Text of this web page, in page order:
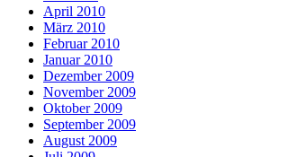
April 2010
März 2010
Februar 2010
Januar 2010
Dezember 2009
November 2009
Oktober 2009
September 2009
August 2009